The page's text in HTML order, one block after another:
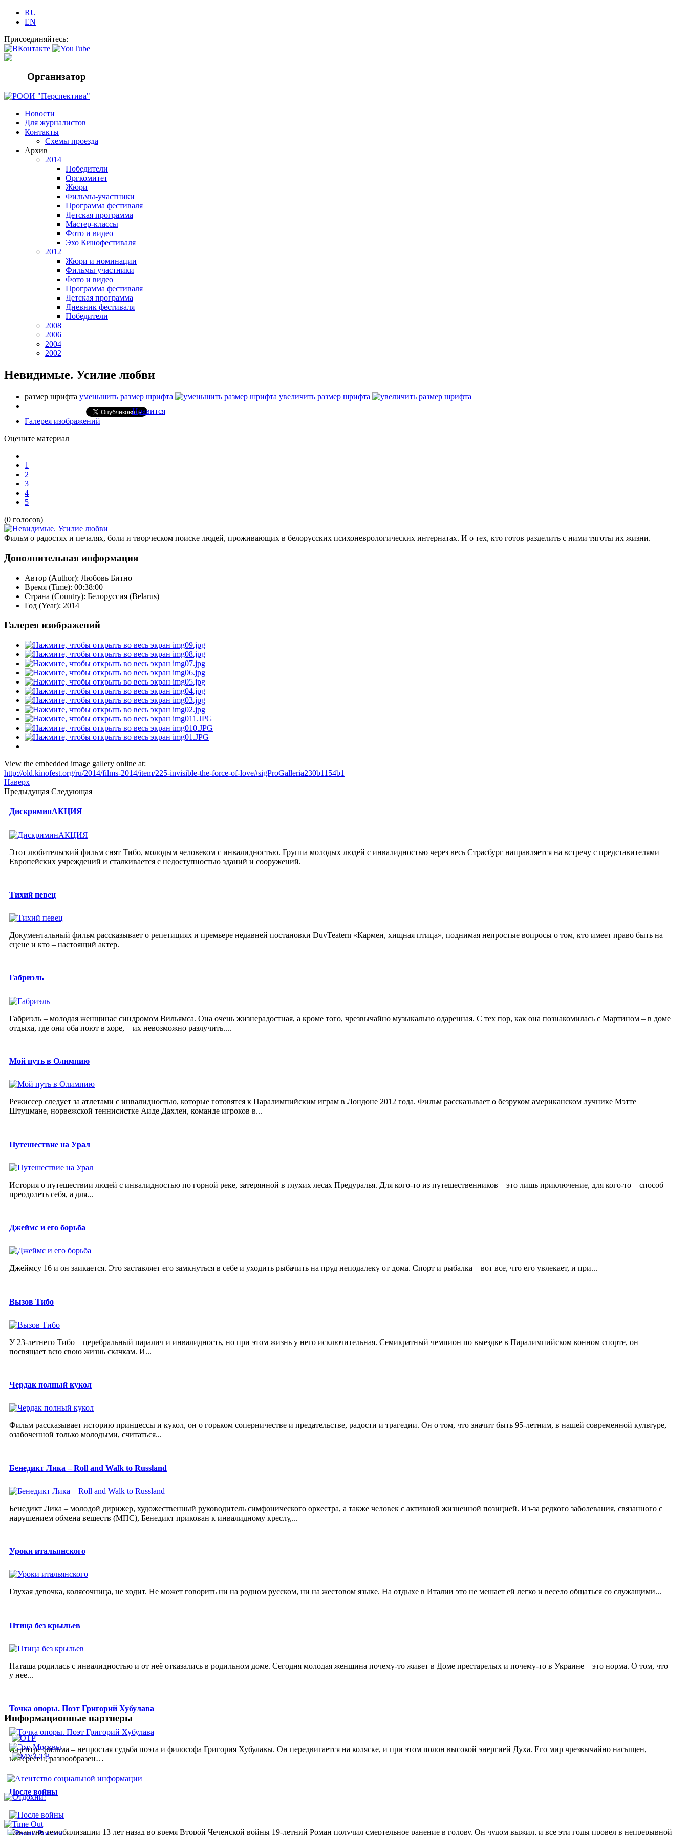
RU
EN
Присоединяйтесь:
Организатор
Новости
Для журналистов
Контакты
Схемы проезда
Архив
2014
Победители
Оргкомитет
Жюри
Фильмы-участники
Программа фестиваля
Детская программа
Мастер-классы
Фото и видео
Эхо Кинофестиваля
2012
Жюри и номинации
Фильмы участники
Фото и видео
Программа фестиваля
Детская программа
Дневник фестиваля
Победители
2008
2006
2004
2002
Невидимые. Усилие любви
размер шрифта уменьшить размер шрифта
увеличить размер шрифта
Нравится
Галерея изображений
Оцените материал
1
2
3
4
5
(0 голосов)
Фильм о радостях и печалях, боли и творческом поиске людей, проживающих в белорусских психоневрологических интернатах. И о тех, кто готов разделить с ними тяготы их жизни.
Дополнительная информация
Автор (Author): Любовь Битно
Время (Time): 00:38:00
Страна (Country): Белоруссия (Belarus)
Год (Year): 2014
Галерея изображений
View the embedded image gallery online at:
http://old.kinofest.org/ru/2014/films-2014/item/225-invisible-the-force-of-love#sigProGalleria230b1154b1
Наверх
Предыдущая Следующая
ДискриминАКЦИЯ
Этот любительский фильм снят Тибо, молодым человеком с инвалидностью. Группа молодых людей с инвалидностью через весь Страсбург направляется на встречу с представителями
Европейских учреждений и сталкивается с недоступностью зданий и сооружений.
Тихий певец
Документальный фильм рассказывает о репетициях и премьере недавней постановки DuvTeatern «Кармен, хищная птица», поднимая непростые вопросы о том, кто имеет право быть на
сцене и кто – настоящий актер.
Габриэль
Габриэль – молодая женщинас синдромом Вильямса. Она очень жизнерадостная, а кроме того, чрезвычайно музыкально одаренная. С тех пор, как она познакомилась с Мартином – в доме
отдыха, где они оба поют в хоре, – их невозможно разлучить....
Мой путь в Олимпию
Режиссер следует за атлетами с инвалидностью, которые готовятся к Паралимпийским играм в Лондоне 2012 года. Фильм рассказывает о безруком американском лучнике Мэтте
Штуцмане, норвежской теннисистке Аиде Дахлен, команде игроков в...
Путешествие на Урал
История о путешествии людей с инвалидностью по горной реке, затерянной в глухих лесах Предуралья. Для кого-то из путешественников – это лишь приключение, для кого-то – способ
преодолеть себя, а для...
Джеймс и его борьба
Джеймсу 16 и он заикается. Это заставляет его замкнуться в себе и уходить рыбачить на пруд неподалеку от дома. Спорт и рыбалка – вот все, что его увлекает, и при...
Вызов Тибо
У 23-летнего Тибо – церебральный паралич и инвалидность, но при этом жизнь у него исключительная. Семикратный чемпион по выездке в Паралимпийском конном спорте, он
посвящает всю свою жизнь скачкам. И...
Чердак полный кукол
Фильм рассказывает историю принцессы и кукол, он о горьком соперничестве и предательстве, радости и трагедии. Он о том, что значит быть 95-летним, в нашей современной культуре,
озабоченной только молодыми, считаться...
Бенедикт Лика – Roll and Walk to Russland
Бенедикт Лика – молодой дирижер, художественный руководитель симфонического оркестра, а также человек с активной жизненной позицией. Из-за редкого заболевания, связанного с
нарушением обмена веществ (МПС), Бенедикт прикован к инвалидному креслу,...
Уроки итальянского
Глухая девочка, колясочница, не ходит. Не может говорить ни на родном русском, ни на жестовом языке. На отдыхе в Италии это не мешает ей легко и весело общаться со служащими...
Птица без крыльев
Наташа родилась с инвалидностью и от неё отказались в родильном доме. Сегодня молодая женщина почему-то живет в Доме престарелых и почему-то в Украине – это норма. О том, что
у нее...
Точка опоры. Поэт Григорий Хубулава
В центре фильма – непростая судьба поэта и философа Григория Хубулавы. Он передвигается на коляске, и при этом полон высокой энергией Духа. Его мир чрезвычайно насыщен,
интересен, разнообразен…
После войны
Накануне демобилизации 13 лет назад во время Второй Чеченской войны 19-летний Роман получил смертельное ранение в голову. Он чудом выжил, и все эти годы провел в непрерывной
Информационные партнеры